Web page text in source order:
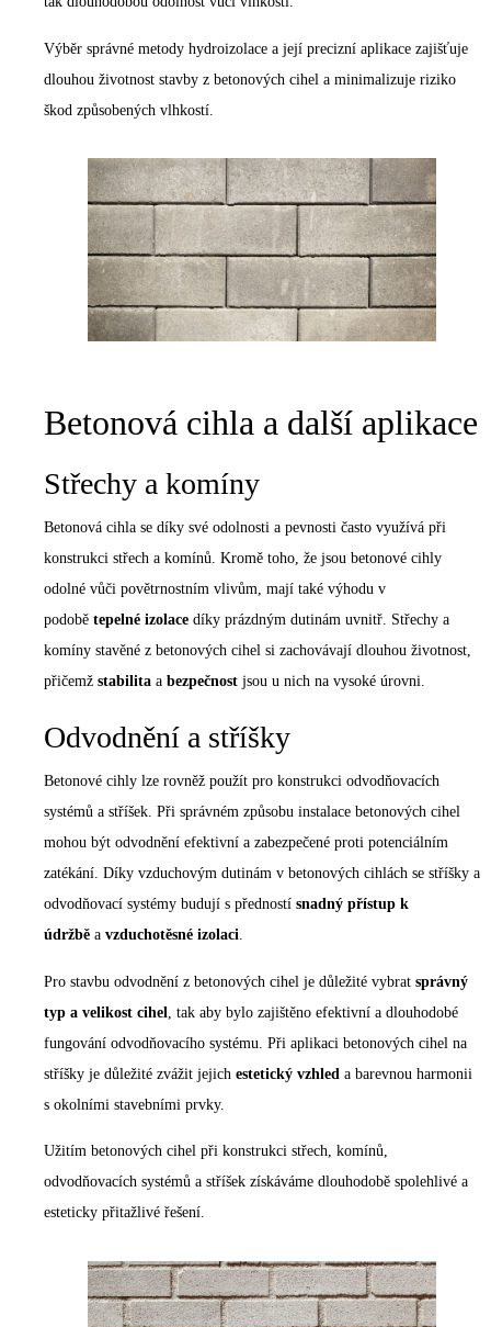
Výběr správné metody hydroizolace a její precizní aplikace zajišťuje
dlouhou životnost stavby z betonových cihel a minimalizuje riziko
škod způsobených vlhkostí.
Betonová cihla a další aplikace
Střechy a komíny
Betonová cihla se díky své odolnosti a pevnosti často využívá při
konstrukci střech a komínů. Kromě toho, že jsou betonové cihly
odolné vůči povětrnostním vlivům, mají také výhodu v
podobě tepelné izolace díky prázdným dutinám uvnitř. Střechy a
komíny stavěné z betonových cihel si zachovávají dlouhou životnost,
přičemž stabilita a bezpečnost jsou u nich na vysoké úrovni.
Odvodnění a stříšky
Betonové cihly lze rovněž použít pro konstrukci odvodňovacích
systémů a stříšek. Při správném způsobu instalace betonových cihel
mohou být odvodnění efektivní a zabezpečené proti potenciálním
zatékání. Díky vzduchovým dutinám v betonových cihlách se stříšky a
odvodňovací systémy budují s předností snadný přístup k
údržbě a vzduchotěsné izolaci.
Pro stavbu odvodnění z betonových cihel je důležité vybrat správný
typ a velikost cihel , tak aby bylo zajištěno efektivní a dlouhodobé
fungování odvodňovacího systému. Při aplikaci betonových cihel na
stříšky je důležité zvážit jejich estetický vzhled a barevnou harmonii
s okolními stavebními prvky.
Užitím betonových cihel při konstrukci střech, komínů,
odvodňovacích systémů a stříšek získáváme dlouhodobě spolehlivé a
esteticky přitažlivé řešení.